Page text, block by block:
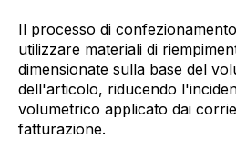
Il processo di
utilizzare materiali di
dimensionate sulla base del
dell'articolo, riducendo
volumetrico applicato dai
fatturazione.